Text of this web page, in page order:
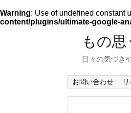
Warning: Use of undefined constant
content/plugins/ultimate-google-
もの思
日々の気づき
お問い合わせ サ